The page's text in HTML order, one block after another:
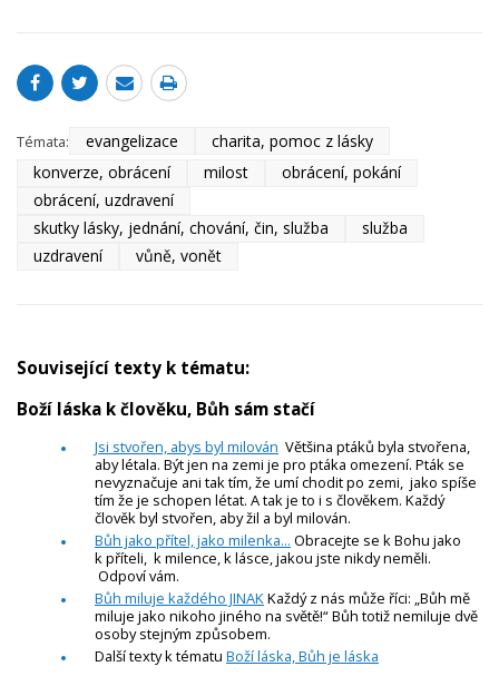
Témata: evangelizace
charita, pomoc z lásky
konverze, obrácení
milost
obrácení, pokání
obrácení, uzdravení
skutky lásky, jednání, chování, čin, služba
služba
uzdravení
vůně, vonět
Související texty k tématu:
Boží láska k člověku, Bůh sám stačí
Jsi stvořen, abys byl milován Většina ptáků byla stvořena,
aby létala. Být jen na zemi je pro ptáka omezení. Pták se
nevyznačuje ani tak tím, že umí chodit po zemi, jako spíše
tím že je schopen létat. A tak je to i s člověkem. Každý
člověk byl stvořen, aby žil a byl milován.
Bůh jako přítel, jako milenka... Obracejte se k Bohu jako
k příteli, k milence, k lásce, jakou jste nikdy neměli.
Odpoví vám.
Bůh miluje každého JINAKKaždý z nás může říci: „Bůh mě
miluje jako nikoho jiného na světě!“ Bůh totiž nemiluje dvě
osoby stejným způsobem.
Další texty k tématu Boží láska, Bůh je láska